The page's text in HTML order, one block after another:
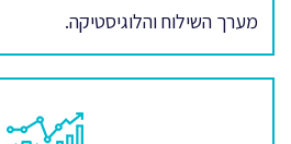
מערך השילוח והלוגיסטיקה.